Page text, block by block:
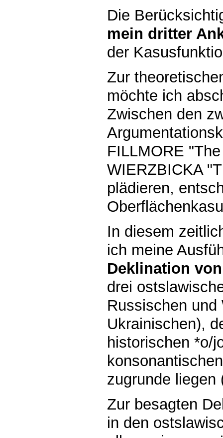
Die
mein dritter
der
Zur
möchte ich
Zwischen den
FILLMORE
WIERZBICKA
plädieren,
In diesem
ich meine
Deklination
drei
Russischen
Ukrainischen),
historischen *o/
zugrunde liegen
Zur besagten
in den